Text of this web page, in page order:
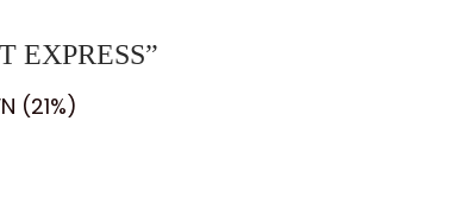
EXPRESS”
(21%)